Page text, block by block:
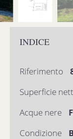
INDICE
Riferimento
Superficie
Acque nere
Condizione